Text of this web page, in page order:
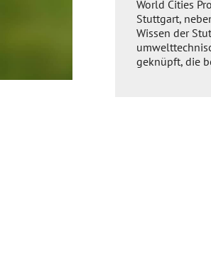
World Cities
Stuttgart,
Wissen der
geknüpft, die